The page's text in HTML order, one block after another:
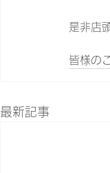
是非店
皆様の
最新記事